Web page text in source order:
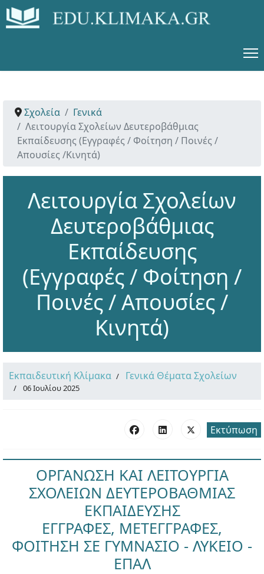
Σχολεία
Γενικά
Λειτουργία Σχολείων Δευτεροβάθμιας
Εκπαίδευσης (Εγγραφές / Φοίτηση / Ποινές /
Απουσίες /Κινητά)
Λειτουργία Σχολείων
Δευτεροβάθμιας
Εκπαίδευσης
(Εγγραφές / Φοίτηση /
Ποινές / Απουσίες /
Κινητά)
Εκπαιδευτική Κλίμακα Γενικά Θέματα Σχολείων
06 Ιουλίου 2025
Εκτύπωση
ΟΡΓΑΝΩΣΗ ΚΑΙ ΛΕΙΤΟΥΡΓΙΑ
ΣΧΟΛΕΙΩΝ ΔΕΥΤΕΡΟΒΑΘΜΙΑΣ
ΕΚΠΑΙΔΕΥΣΗΣ
ΕΓΓΡΑΦΕΣ, ΜΕΤΕΓΓΡΑΦΕΣ,
ΦΟΙΤΗΣΗ ΣΕ ΓΥΜΝΑΣΙΟ - ΛΥΚΕΙΟ -
ΕΠΑΛ